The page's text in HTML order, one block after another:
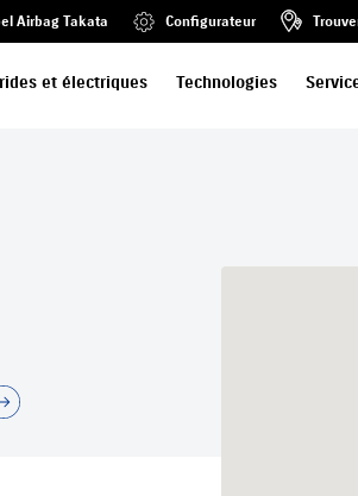
Airbag Takata Configurateur
et électriques Technologies